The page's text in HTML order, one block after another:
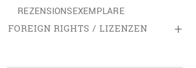
REZENSIONSEXEMPLARE
+
FOREIGN RIGHTS / LIZENZEN